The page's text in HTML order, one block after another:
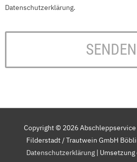
Datenschutzerklärung.
SENDEN
Copyright © 2026
Filderstadt / Trautwein GmbH
Datenschutzerklärung| Umsetzung